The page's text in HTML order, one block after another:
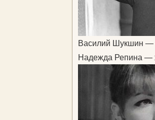
Василий Шукшин —
Надежда Репина —